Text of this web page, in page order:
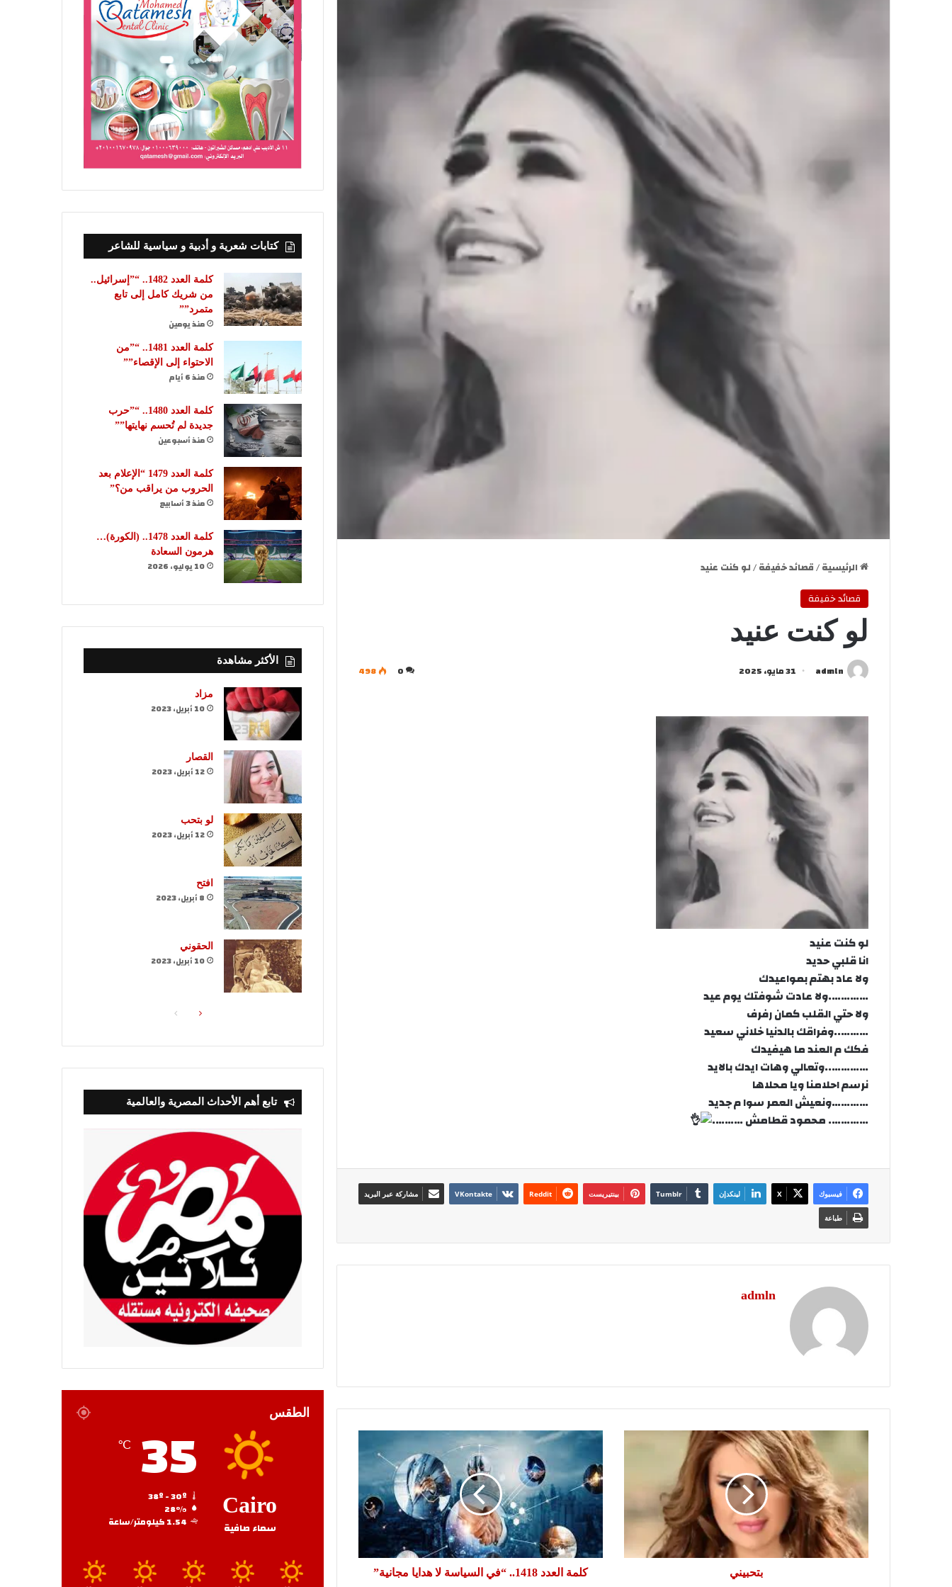
الرئيسية/قصائد خفيفة/لو كنت عنيد
قصائد خفيفة
لو كنت عنيد
admln 31 مايو، 2025 0
498
لو كنت عنيد
انا قلبي حديد
ولا عاد بهتم بمواعيدك
………….ولا عادت شوفتك يوم عيد
ولا حتي القلب كمان رفرف
………..وفراقك بالدنيا خلاني سعيد
فكك م العند ما هيفيدك
…………..وتعالي وهات ايدك بالايد
نرسم احلامنا ويا محلاها
…………ونعيش العمر سوا م جديد
…………. محمود قطامش ……….
فيسبوك ‫X لينكدإن بينتيريست مشاركة عبر البريد
طباعة
admln
بتحبيني
كلمة
1418..
“في
السياسة
لا
هدايا
مجانية”
كلمة العدد 1418.. “في السياسة لا هدايا مجانية”
كتابات شعرية و أدبية و سياسية للشاعر
كلمة العدد 1482.. “”إسرائيل..
من شريك كامل إلى تابع
متمرد””
منذ يومين
كلمة العدد 1481.. “”من
الاحتواء إلى الإقصاء””
منذ 6 أيام
كلمة العدد 1480.. “”حرب
جديدة لم تُحسم نهايتها””
منذ أسبوعين
كلمة العدد 1479 “الإعلام بعد
الحروب من يراقب من؟”
منذ 3 أسابيع
كلمة العدد 1478.. (الكورة)…
هرمون السعادة
10 يوليو، 2026
الأكثر مشاهدة
مزاد
10 أبريل، 2023
القصار
12 أبريل، 2023
لو بتحب
12 أبريل، 2023
افتح
8 أبريل، 2023
الحقوني
10 أبريل، 2023
الصفحةالصفحة
تابع أهم الأحداث المصرية والعالمية
الطقس
Cairo
سماء صافية
35
℃
28%
1.54 كيلومتر/ساعة